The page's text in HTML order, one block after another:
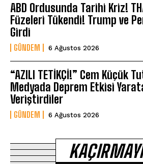
ABD Ordusunda Tarihi Kriz!
Füzeleri Tükendi! Trump ve
Girdi
GÜNDEM 6 Ağustos 2026
“AZILI TETİKÇİ!” Cem Küçük
Medyada Deprem Etkisi
Veriştirdiler
GÜNDEM 6 Ağustos 2026